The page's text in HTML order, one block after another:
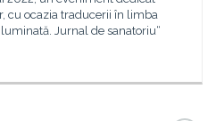
cu ocazia traducerii în limba
Jurnal de sanatoriu“